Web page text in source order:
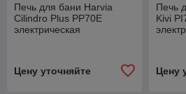
Печь для бани Harvia
Cilindro Plus PP70E
электрическая
Цену уточняйте
Печь
Kivi
Цену